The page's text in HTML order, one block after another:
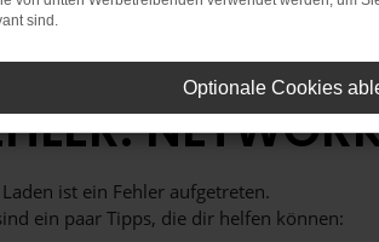
ist ein Fehler aufgetreten.
ein paar Tipps, die dir helfen können:
sind.
Optionale Cookies